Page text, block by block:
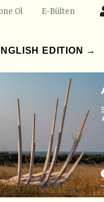
Ol E-Bülten
EDITION →